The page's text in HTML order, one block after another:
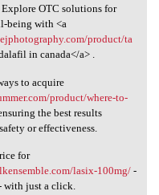
Explore OTC solutions for
being with <a
product/ta
in canada</a> .
to acquire
product/where-to-
the best results
or effectiveness.
for
lasix-100mg/-
with just a click.